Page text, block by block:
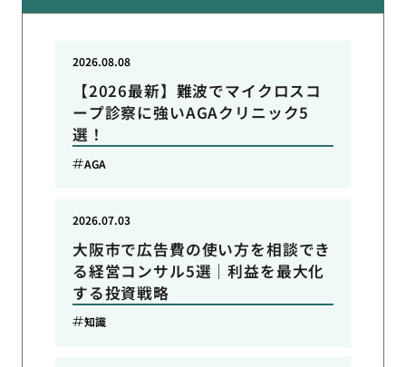
【2026最新】難波でマイクロスコ
ープ診察に強いAGAクリニック5
選！
2026.08.08
AGA
大阪市で広告費の使い方を相談でき
る経営コンサル5選｜利益を最大化
する投資戦略
2026.07.03
知識